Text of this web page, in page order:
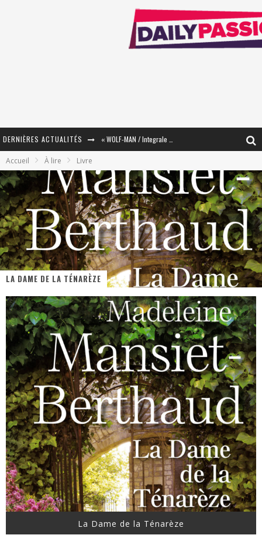
DERNIÈRES ACTUALITÉS
« Mon Village Révolté » - Combattre un Projet !
« Le Béton et le Bambou / Propositions pour Mayotte et le Monde. » - Améliorations !
Star Fox
PsyRiver 2026 : la magie revient sur les rives de l’Aar
« MOFUSAND / Parler Japonais » – Des Expressions Pratiques !
« Dr Wertham / L’homme qui étudia les tueurs en série » - Un Métier à Risque !
Assassin's Creed Black Flag Resynced
« Le Vent dand les Saules » - Une Belle Histoire !
« Damn Them All » - Un duo de Choc !
Yoshi and the mysterious book
Accueil À lire Livre
LA DAME DE LA TÉNARÈZE
La Dame de la Ténarèze